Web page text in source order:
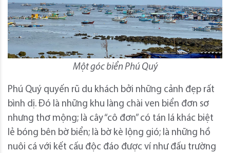
Một góc biển Phú Quý
Phú Quý quyến rũ du khách bởi những cảnh đẹp rất
bình dị. Đó là những khu làng chài ven biển đơn sơ
nhưng thơ mộng; là cây “cô đơn” có tán lá khác biệt
lẻ bóng bên bờ biển; là bờ kè lộng gió; là những hồ
nuôi cá với kết cấu độc đáo được ví như đấu trường